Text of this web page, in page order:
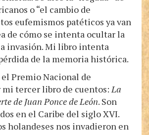
o “el cambio de
eufemismos patéticos ya van
de cómo se intenta ocultar la
invasión. Mi libro intenta
de la memoria histórica.
Premio Nacional de
tercer libro de cuentos:La
de Juan Ponce de León. Son
en el Caribe del siglo XVI.
holandeses nos invadieron en